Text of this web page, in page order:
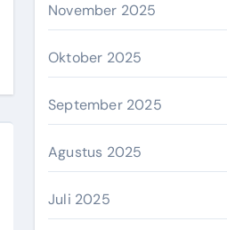
November 2025
Oktober 2025
September 2025
Agustus 2025
Juli 2025